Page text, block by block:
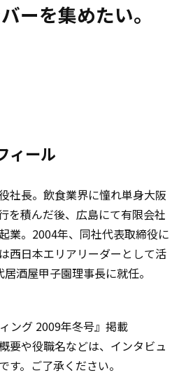
ーを集めたい。
ィール
社長。飲食業界に憧れ単身大阪
を積んだ後、広島にて有限会社
業。2004年、同社代表取締役に
西日本エリアリーダーとして活
酒屋甲子園理事長に就任。
ング 2009年冬号』掲載
要や役職名などは、インタビュ
す。ご了承ください。